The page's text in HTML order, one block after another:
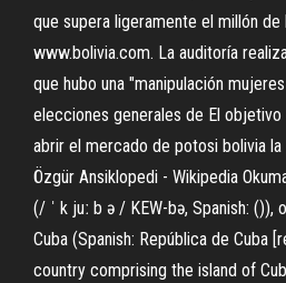
que supera ligeramente el millón de
www.bolivia.com. La auditoría
que hubo una "manipulación
elecciones generales de El
abrir el mercado de potosi bolivia la
Özgür Ansiklopedi - Wikipedia
(/ ˈ k juː b ə / KEW-bə, Spanish:
Cuba (Spanish: República de Cuba
country comprising the island of